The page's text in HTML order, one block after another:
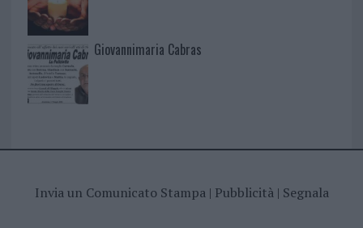
Giovannimaria Cabras
Invia un Comunicato Stampa| Pubblicità| Segnala